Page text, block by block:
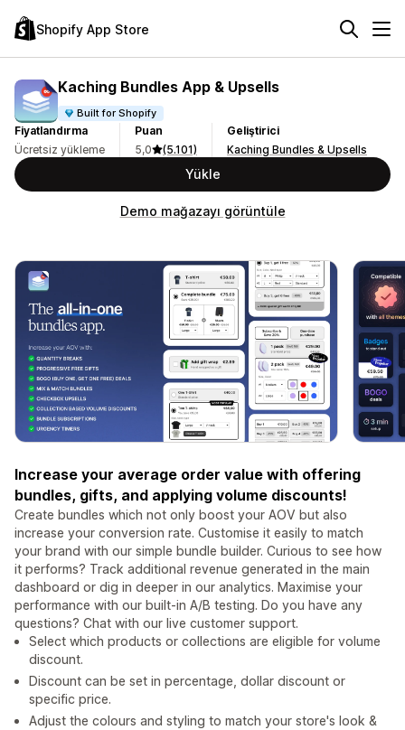
Shopify App Store
Kaching Bundles App & Upsells
Built for Shopify
Fiyatlandırma
Ücretsiz yükleme
Puan
5,0
(5.101)
Geliştirici
Kaching Bundles & Upsells
Yükle
Demo mağazayı görüntüle
Increase your average order value with offering
bundles, gifts, and applying volume discounts!
Create bundles which not only boost your AOV but also
increase your conversion rate. Customise it easily to match
your brand with our simple bundle builder. Curious to see how
it performs? Track additional revenue generated in the main
dashboard or dig in deeper in our analytics. Maximise your
performance with our built-in A/B testing. Do you have any
questions? Chat with our live customer support.
Select which products or collections are eligible for volume
discount.
Discount can be set in percentage, dollar discount or
specific price.
Adjust the colours and styling to match your store's look &